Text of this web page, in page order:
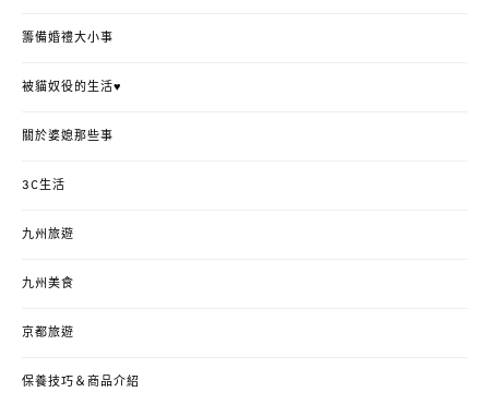
籌備婚禮大小事
被貓奴役的生活♥
關於婆媳那些事
3C生活
九州旅遊
九州美食
京都旅遊
保養技巧＆商品介紹